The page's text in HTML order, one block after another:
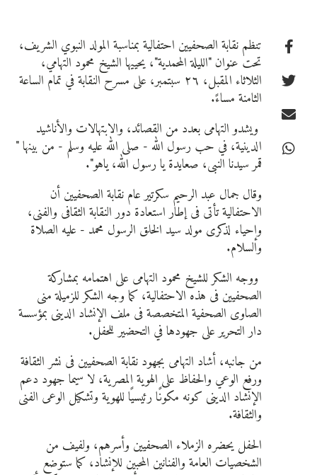
تنظم نقابة الصحفيين احتفالية بمناسبة المولد النبوي الشريف،
تحت عنوان "الليلة المحمدية"، يحييها الشيخ محمود التهامي،
الثلاثاء المقبل، ٢٦ سبتمبر، على مسرح النقابة في تمام الساعة
الثامنة مساءً.
ويشدو التهامى بعدد من القصائد، والابتهالات والأناشيد
الدينية، في حب رسول الله - صلى الله عليه وسلم - من بينها "
قمر سيدنا النبى، صعايدة يا رسول الله، ياهو".
وقال جمال عبد الرحيم سكرتير عام نقابة الصحفيين أن
الاحتفالية تأتى فى إطار استعادة دور النقابة الثقافى والفنى،
وإحياء لذكرى مولد سيد الخلق الرسول محمد - عليه الصلاة
والسلام.
ووجه الشكر للشيخ محمود التهامى على اهتمامه بمشاركة
الصحفيين فى هذه الاحتفالية، كما وجه الشكر للزميلة منى
الصاوى الصحفية المتخصصة فى ملف الإنشاد الدينى بمؤسسة
دار التحرير على جهودها في التحضير للحفل.
من جانبه، أشاد التهامى بجهود نقابة الصحفيين فى نشر الثقافة
ورفع الوعي والحفاظ على الهوية المصرية، لا سيما جهود دعم
الإنشاد الدينى كونه مكونًا رئيسيًا للهوية وتشكيل الوعى الفنى
والثقافة.
الحفل يحضره الزملاء الصحفيين وأسرهم، ولفيف من
الشخصيات العامة والفنانين المحبين للإنشاد، كما ستوضع